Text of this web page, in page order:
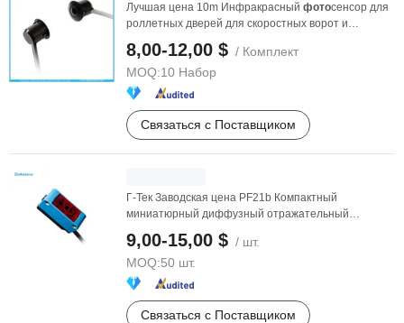
Лучшая цена 10m Инфракрасный фотосенсор для
роллетных дверей для скоростных ворот и
8,00-12,00 $ / Комплект
MOQ:10 Набор
Связаться с Поставщиком
Г-Тек Заводская цена PF21b Компактный
миниатюрный диффузный отражательный
элемент оптический ...
9,00-15,00 $ / шт.
MOQ:50 шт.
Связаться с Поставщиком